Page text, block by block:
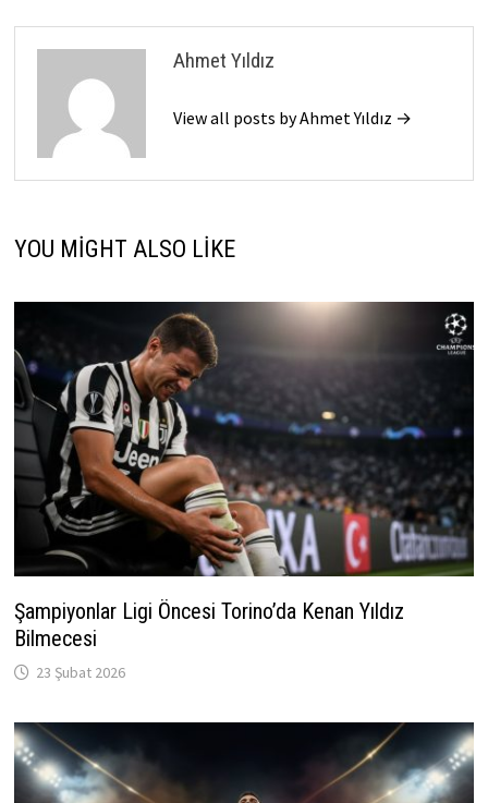
Ahmet Yıldız
View all posts by Ahmet Yıldız →
YOU MIGHT ALSO LIKE
Şampiyonlar Ligi Öncesi Torino’da Kenan Yıldız
Bilmecesi
23 Şubat 2026